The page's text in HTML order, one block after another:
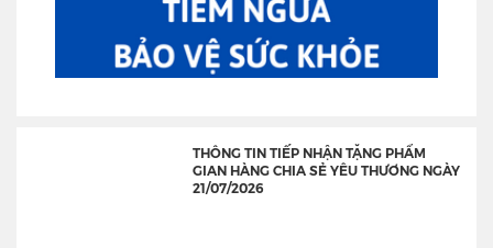
THÔNG TIN TIẾP NHẬN TẶNG PHẨM
GIAN HÀNG CHIA SẺ YÊU THƯƠNG NGÀY
21/07/2026